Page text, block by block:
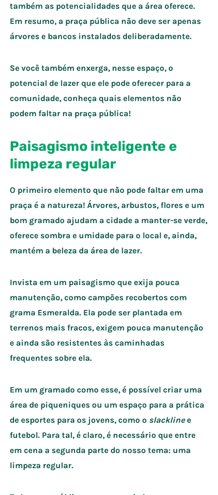
também as potencialidades que a área oferece.
Em resumo, a praça pública não deve ser apenas
árvores e bancos instalados deliberadamente.
Se você também enxerga, nesse espaço, o
potencial de lazer que ele pode oferecer para a
comunidade, conheça quais elementos não
podem faltar na praça pública!
Paisagismo inteligente e
limpeza regular
O primeiro elemento que não pode faltar em uma
praça é a natureza! Árvores, arbustos, flores e um
bom gramado ajudam a cidade a manter-se verde,
oferece sombra e umidade para o local e, ainda,
mantém a beleza da área de lazer.
Invista em um paisagismo que exija pouca
manutenção, como campões recobertos com
grama Esmeralda. Ela pode ser plantada em
terrenos mais fracos, exigem pouca manutenção
e ainda são resistentes às caminhadas
frequentes sobre ela.
Em um gramado como esse, é possível criar uma
área de piqueniques ou um espaço para a prática
de esportes para os jovens, como o slacklinee
futebol. Para tal, é claro, é necessário que entre
em cena a segunda parte do nosso tema: uma
limpeza regular.